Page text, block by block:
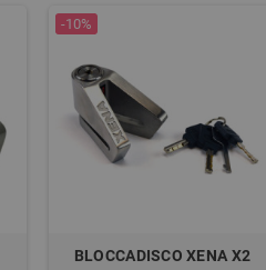
-10%
BLOCCADISCO XENA X2